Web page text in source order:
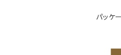
パッケ